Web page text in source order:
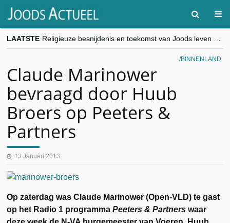
LAATSTE
“Besnijdenisdebat toont hoe moeilijk seculiere Westen minderheden begrijpt”, Jinnih Beels (Vooruit)
CITYTRIP | ROEMENIË – Boekarest: de verrassing van Oost-Europa
BINNENLAND
Claude Marinower
bevraagd door Huub
Broers op Peeters &
Partners
13 Januari 2013
Op zaterdag was Claude Marinower (Open-VLD) te gast
op het Radio 1 programmaPeeters & Partners waar